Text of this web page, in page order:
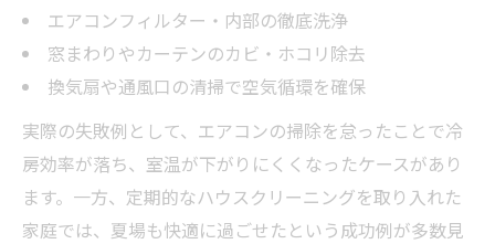
エアコンフィルター・内部の徹底洗浄
窓まわりやカーテンのカビ・ホコリ除去
換気扇や通風口の清掃で空気循環を確保
実際の失敗例として、エアコンの掃除を怠ったことで冷
房効率が落ち、室温が下がりにくくなったケースがあり
ます。一方、定期的なハウスクリーニングを取り入れた
家庭では、夏場も快適に過ごせたという成功例が多数見